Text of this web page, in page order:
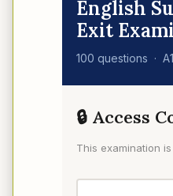
English
Exit
100 questions ·
🔒 Access
This examination